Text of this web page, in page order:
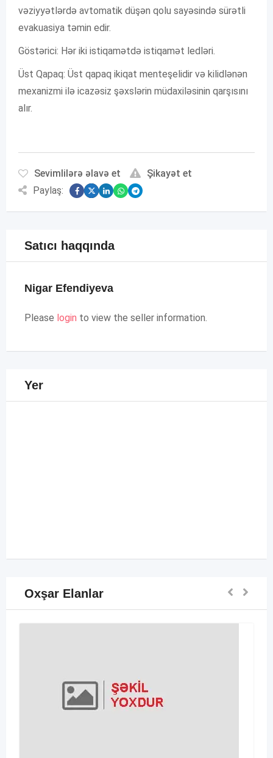
vəziyyətlərdə avtomatik düşən qolu sayəsində sürətli
evakuasiya təmin edir.
Göstərici: Hər iki istiqamətdə istiqamət ledləri.
Üst Qapaq: Üst qapaq ikiqat menteşelidir və kilidlənən
mexanizmi ilə icazəsiz şəxslərin müdaxiləsinin qarşısını
alır.
Sevimlilərə əlavə et
Şikayət et
Paylaş:
Satıcı haqqında
Nigar Efendiyeva
Please login to view the seller information.
Yer
Oxşar Elanlar